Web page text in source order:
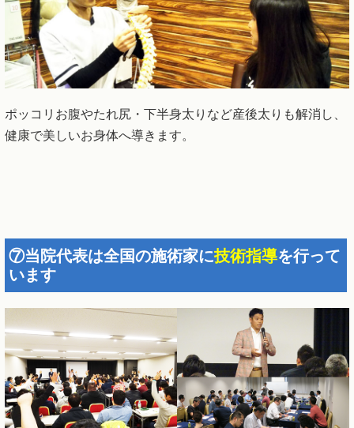
ポッコリお腹やたれ尻・下半身太りなど産後太りも解消し、
健康で美しいお身体へ導きます。
⑦当院代表は全国の施術家に技術指導を行って
います